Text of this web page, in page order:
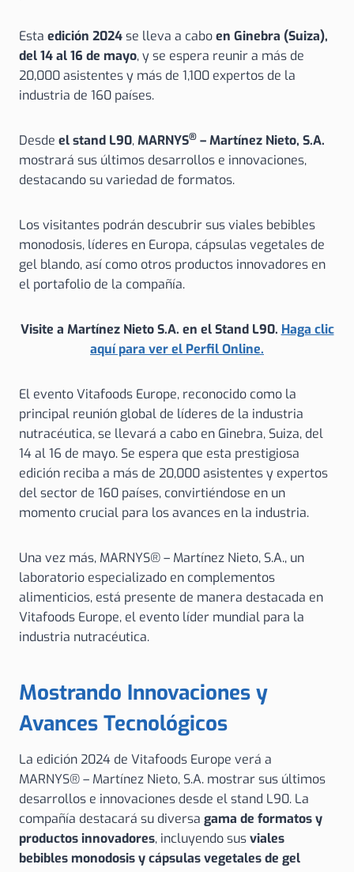
Esta edición 2024se lleva a caboen Ginebra (Suiza),
del 14 al 16 de mayo, y se espera reunir a más de
20,000 asistentes y más de 1,100 expertos de la
industria de 160 países.
Desde el stand L90,MARNYS® – Martínez Nieto, S.A.
mostrará sus últimos desarrollos e innovaciones,
destacando su variedad de formatos.
Los visitantes podrán descubrir sus viales bebibles
monodosis, líderes en Europa, cápsulas vegetales de
gel blando, así como otros productos innovadores en
el portafolio de la compañía.
Visite a Martínez Nieto S.A. en el Stand L90. Haga clic
aquí para ver el Perfil Online.
El evento Vitafoods Europe, reconocido como la
principal reunión global de líderes de la industria
nutracéutica, se llevará a cabo en Ginebra, Suiza, del
14 al 16 de mayo. Se espera que esta prestigiosa
edición reciba a más de 20,000 asistentes y expertos
del sector de 160 países, convirtiéndose en un
momento crucial para los avances en la industria.
Una vez más, MARNYS® – Martínez Nieto, S.A., un
laboratorio especializado en complementos
alimenticios, está presente de manera destacada en
Vitafoods Europe, el evento líder mundial para la
industria nutracéutica.
Mostrando Innovaciones y
Avances Tecnológicos
La edición 2024 de Vitafoods Europe verá a
MARNYS® – Martínez Nieto, S.A. mostrar sus últimos
desarrollos e innovaciones desde el stand L90. La
compañía destacará su diversa gama de formatos y
productos innovadores, incluyendo susviales
bebibles monodosis y cápsulas vegetales de gel